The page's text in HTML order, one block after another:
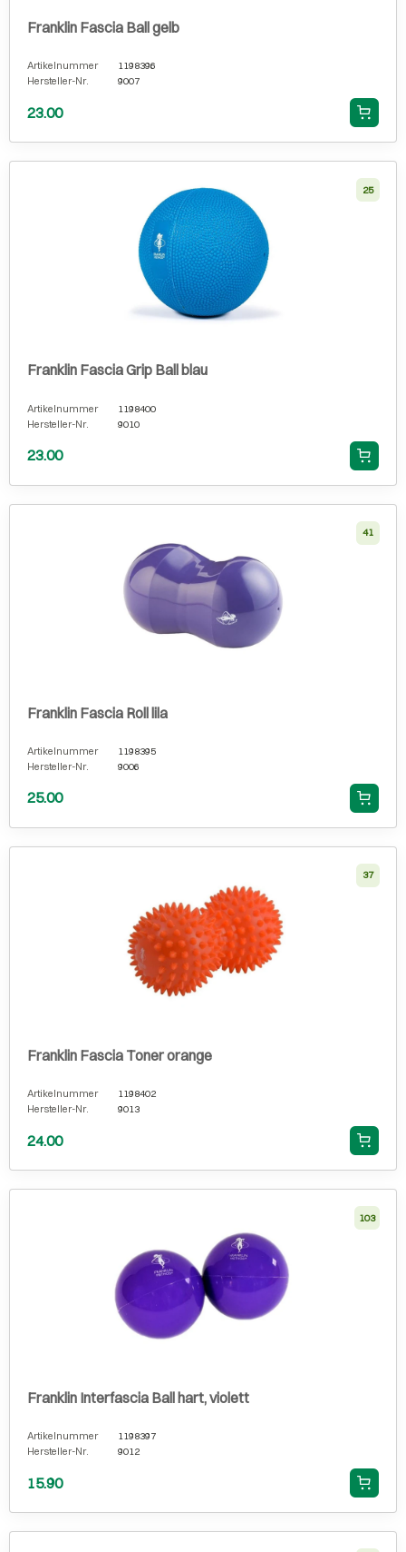
Franklin Fascia Ball gelb
Artikelnummer
1198396
Hersteller-Nr.
9007
23.00
25
Franklin Fascia Grip Ball blau
Artikelnummer
1198400
Hersteller-Nr.
9010
23.00
41
Franklin Fascia Roll lila
Artikelnummer
1198395
Hersteller-Nr.
9006
25.00
37
Franklin Fascia Toner orange
Artikelnummer
1198402
Hersteller-Nr.
9013
24.00
103
Franklin Interfascia Ball hart, violett
Artikelnummer
1198397
Hersteller-Nr.
9012
15.90